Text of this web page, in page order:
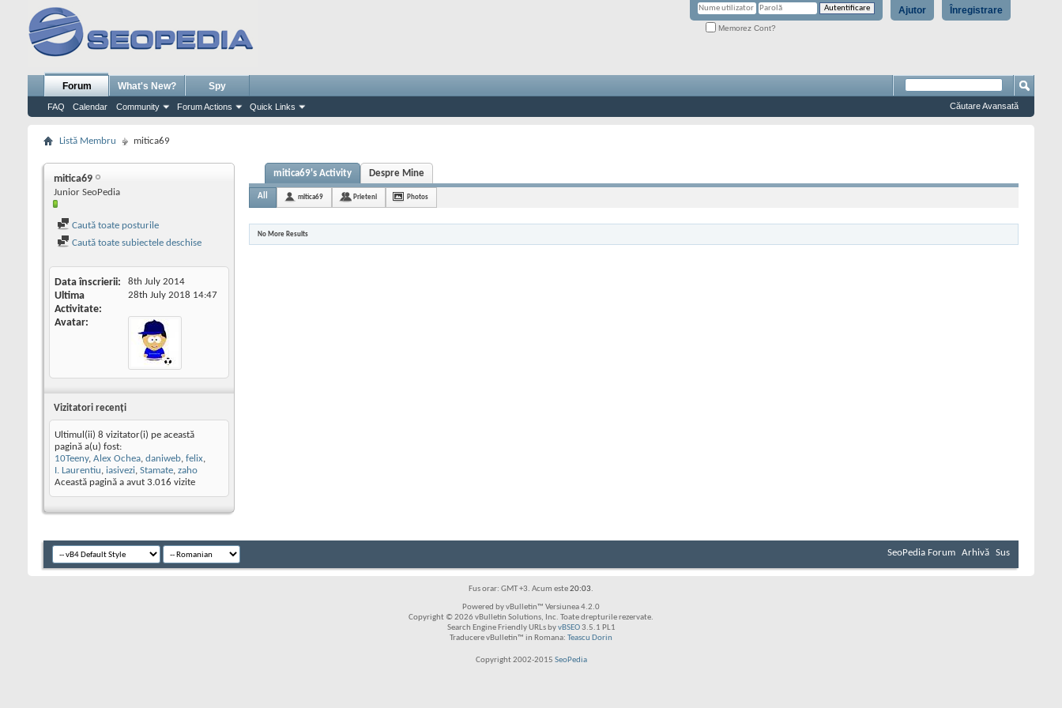
Înregistrare
Ajutor
Memorez Cont?
Forum
FAQ Calendar Community Forum Actions Quick Links
What's New? Spy
Căutare Avansată
Listă Membru mitica69
mitica69
Junior SeoPedia
Caută toate posturile
Caută toate subiectele deschise
Data înscrierii 8th July 2014
Ultima
Activitate
28th July 2018 14:47
Avatar
Vizitatori recenţi
Ultimul(ii) 8 vizitator(i) pe această
pagină a(u) fost:
10Teeny, Alex Ochea, daniweb, felix,
I. Laurentiu, iasivezi, Stamate, zaho
Această pagină a avut 3.016 vizite
mitica69's Activity Despre Mine
All mitica69 Prieteni Photos
No More Results
SeoPedia Forum Arhivă Sus
Fus orar: GMT +3. Acum este20:03.
Powered by vBulletin™ Versiunea 4.2.0
Copyright © 2026 vBulletin Solutions, Inc. Toate drepturile rezervate.
Search Engine Friendly URLs byvBSEO3.5.1 PL1
Traducere vBulletin™ in Romana: Teascu Dorin
Copyright 2002-2015 SeoPedia